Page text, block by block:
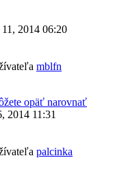
11, 2014 06:20
mblfn
opäť narovnať
2014 11:31
palcinka